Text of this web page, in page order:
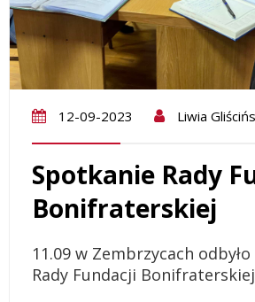
12-09-2023 Liwia
Spotkanie Rady
Bonifraterskiej
11.09 w Zembrzycach
Rady Fundacji